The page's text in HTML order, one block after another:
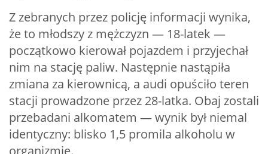
Z zebranych przez policję informacji wynika,
że to młodszy z mężczyzn — 18-latek —
początkowo kierował pojazdem i przyjechał
nim na stację paliw. Następnie nastąpiła
zmiana za kierownicą, a audi opuściło teren
stacji prowadzone przez 28-latka. Obaj zostali
przebadani alkomatem — wynik był niemal
identyczny: blisko 1,5 promila alkoholu w